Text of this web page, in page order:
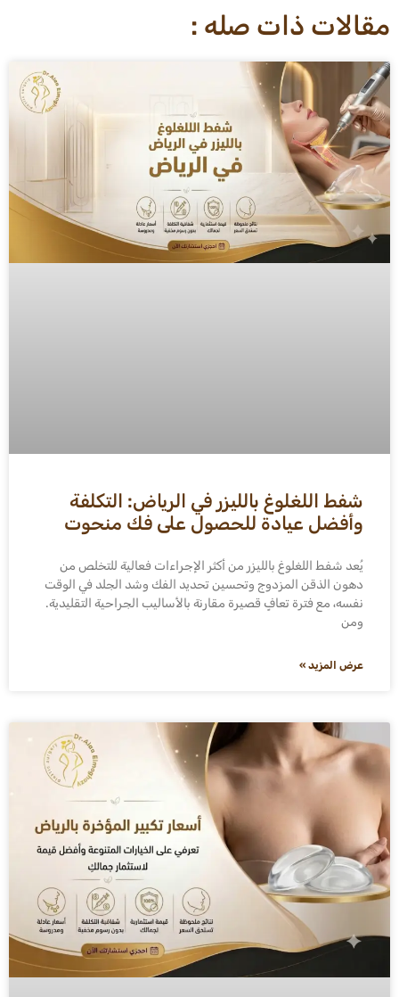
مقالات ذات صله :
شفط اللغلوغ بالليزر في الرياض: التكلفة
وأفضل عيادة للحصول على فك منحوت
يُعد شفط اللغلوغ بالليزر من أكثر الإجراءات فعالية للتخلص من
دهون الذقن المزدوج وتحسين تحديد الفك وشد الجلد في الوقت
نفسه، مع فترة تعافٍ قصيرة مقارنة بالأساليب الجراحية التقليدية.
ومن
عرض المزيد »